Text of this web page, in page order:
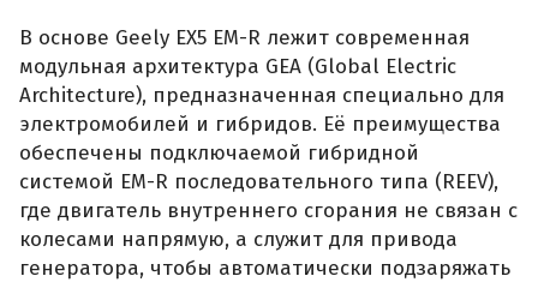
В основе Geely EX5 EM-R лежит современная
модульная архитектура GEA (Global Electric
Architecture), предназначенная специально для
электромобилей и гибридов. Её преимущества
обеспечены подключаемой гибридной
системой EM-R последовательного типа (REEV),
где двигатель внутреннего сгорания не связан с
колесами напрямую, а служит для привода
генератора, чтобы автоматически подзаряжать